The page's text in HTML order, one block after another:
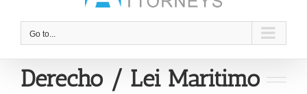
Go to...
Derecho / Lei Maritimo